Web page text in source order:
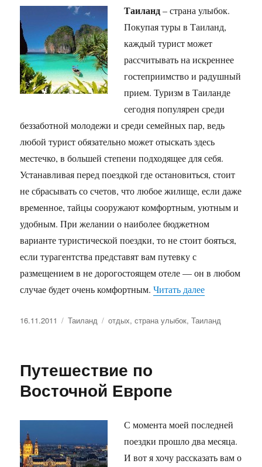
Таиланд– страна улыбок.
Покупая туры в Таиланд,
каждый турист может
рассчитывать на искреннее
гостеприимство и радушный
прием. Туризм в Таиланде
сегодня популярен среди
беззаботной молодежи и среди семейных пар, ведь
любой турист обязательно может отыскать здесь
местечко, в большей степени подходящее для себя.
Устанавливая перед поездкой где остановиться, стоит
не сбрасывать со счетов, что любое жилище, если даже
временное, тайцы сооружают комфортным, уютным и
удобным. При желании о наиболее бюджетном
варианте туристической поездки, то не стоит бояться,
если турагентства представят вам путевку с
размещением в не дорогостоящем отеле — он в любом
случае будет очень комфортным.Читать далее«Место
Опубликовано
16.11.2011 Рубрики
Таиланд Метки
отдых,страна улыбок,Таиланд
Путешествие по
Восточной Европе
С момента моей последней
поездки прошло два месяца.
И вот я хочу рассказать вам о